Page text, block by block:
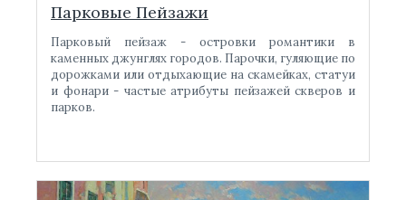
Парковые Пейзажи
Парковый пейзаж - островки романтики в
каменных джунглях городов. Парочки, гуляющие по
дорожками или отдыхающие на скамейках, статуи
и фонари - частые атрибуты пейзажей скверов и
парков.